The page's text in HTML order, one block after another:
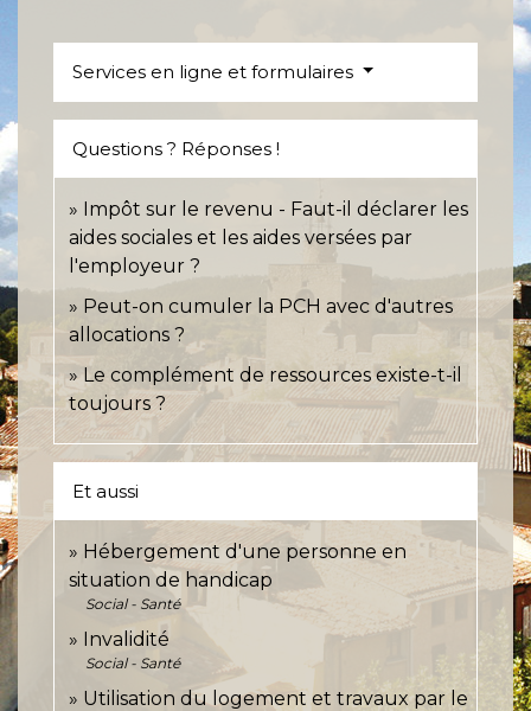
Services en ligne et formulaires
Questions ? Réponses !
Impôt sur le revenu - Faut-il déclarer les
aides sociales et les aides versées par
l'employeur ?
Peut-on cumuler la PCH avec d'autres
allocations ?
Le complément de ressources existe-t-il
toujours ?
Et aussi
Hébergement d'une personne en
situation de handicap
Social - Santé
Invalidité
Social - Santé
Utilisation du logement et travaux par le